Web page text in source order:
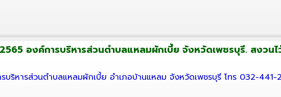
องค์การบริหารส่วนตำบลแหลมผักเบี้ย จังหวัดเพชรบุรี. สงวน
บริหารส่วนตำบลแหลมผักเบี้ย อำเภอบ้านแหลม จังหวัดเพชรบุรี โทร 032-441-